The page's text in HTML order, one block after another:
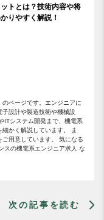
トとは？技術内容や将
りやすく解説！
ページです。エンジニアに
子設計や製造技術や機械設
ITシステム開発まで、機電系
かく解説しています。 ま
用意しています。 気になる
スの機電系エンジニア求人 な
次の記事を読む